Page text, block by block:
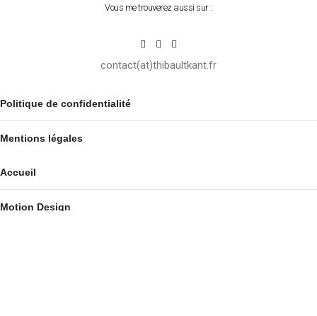
Vous me trouverez aussi sur :
contact(at)thibaultkant.fr
Politique de confidentialité
Mentions légales
Accueil
Motion Design